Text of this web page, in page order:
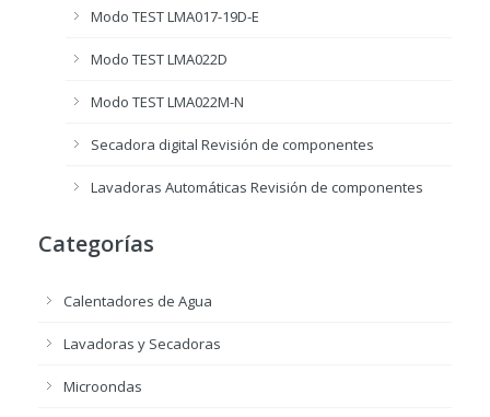
Modo TEST LMA017-19D-E
Modo TEST LMA022D
Modo TEST LMA022M-N
Secadora digital Revisión de componentes
Lavadoras Automáticas Revisión de componentes
Categorías
Calentadores de Agua
Lavadoras y Secadoras
Microondas